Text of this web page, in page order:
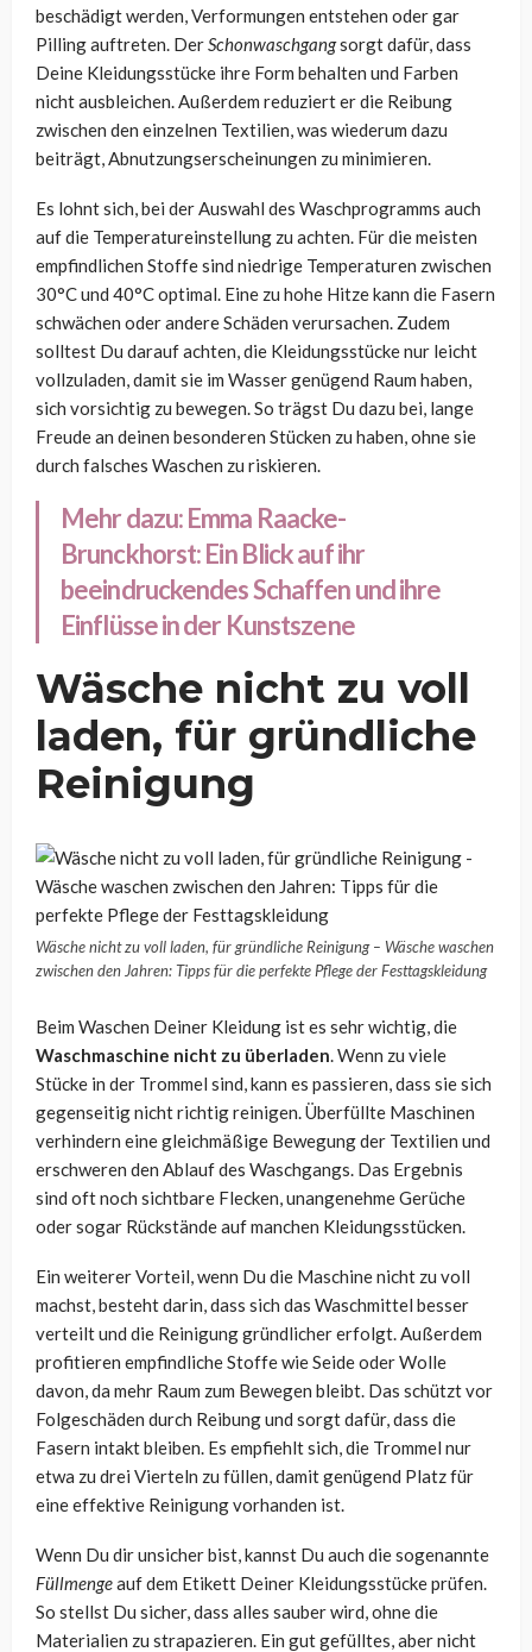
beschädigt werden, Verformungen entstehen oder gar
Pilling auftreten. DerSchonwaschgangsorgt dafür, dass
Deine Kleidungsstücke ihre Form behalten und Farben
nicht ausbleichen. Außerdem reduziert er die Reibung
zwischen den einzelnen Textilien, was wiederum dazu
beiträgt, Abnutzungserscheinungen zu minimieren.
Es lohnt sich, bei der Auswahl des Waschprogramms auch
auf die Temperatureinstellung zu achten. Für die meisten
empfindlichen Stoffe sind niedrige Temperaturen zwischen
30°C und 40°C optimal. Eine zu hohe Hitze kann die Fasern
schwächen oder andere Schäden verursachen. Zudem
solltest Du darauf achten, die Kleidungsstücke nur leicht
vollzuladen, damit sie im Wasser genügend Raum haben,
sich vorsichtig zu bewegen. So trägst Du dazu bei, lange
Freude an deinen besonderen Stücken zu haben, ohne sie
durch falsches Waschen zu riskieren.
Mehr dazu:Emma Raacke-
Brunckhorst: Ein Blick auf ihr
beeindruckendes Schaffen und ihre
Einflüsse in der Kunstszene
Wäsche nicht zu voll
laden, für gründliche
Reinigung
Wäsche nicht zu voll laden, für gründliche Reinigung – Wäsche waschen
zwischen den Jahren: Tipps für die perfekte Pflege der Festtagskleidung
Beim Waschen Deiner Kleidung ist es sehr wichtig, die
Waschmaschine nicht zu überladen. Wenn zu viele
Stücke in der Trommel sind, kann es passieren, dass sie sich
gegenseitig nicht richtig reinigen. Überfüllte Maschinen
verhindern eine gleichmäßige Bewegung der Textilien und
erschweren den Ablauf des Waschgangs. Das Ergebnis
sind oft noch sichtbare Flecken, unangenehme Gerüche
oder sogar Rückstände auf manchen Kleidungsstücken.
Ein weiterer Vorteil, wenn Du die Maschine nicht zu voll
machst, besteht darin, dass sich das Waschmittel besser
verteilt und die Reinigung gründlicher erfolgt. Außerdem
profitieren empfindliche Stoffe wie Seide oder Wolle
davon, da mehr Raum zum Bewegen bleibt. Das schützt vor
Folgeschäden durch Reibung und sorgt dafür, dass die
Fasern intakt bleiben. Es empfiehlt sich, die Trommel nur
etwa zu drei Vierteln zu füllen, damit genügend Platz für
eine effektive Reinigung vorhanden ist.
Wenn Du dir unsicher bist, kannst Du auch die sogenannte
Füllmengeauf dem Etikett Deiner Kleidungsstücke prüfen.
So stellst Du sicher, dass alles sauber wird, ohne die
Materialien zu strapazieren. Ein gut gefülltes, aber nicht